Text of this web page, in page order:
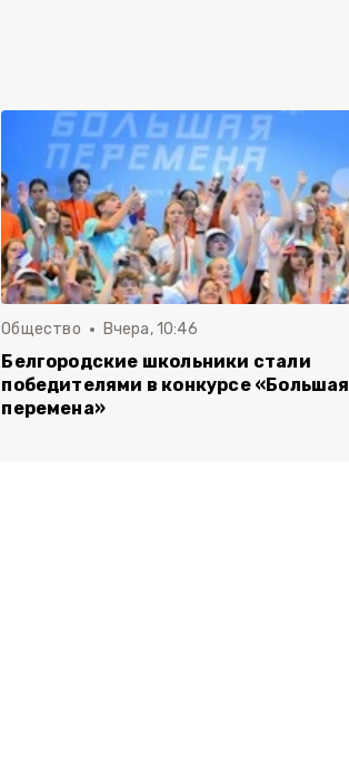
Общество Вчера, 10:46
Белгородские школьники стали
победителями в конкурсе «Большая
перемена»